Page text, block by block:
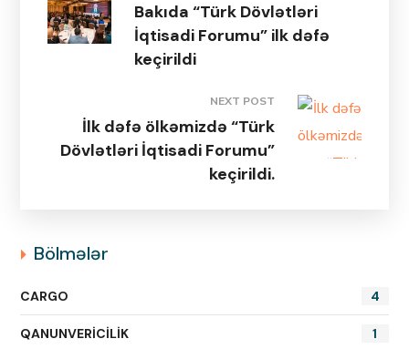
Bakıda “Türk Dövlətləri
İqtisadi Forumu” ilk dəfə
keçirildi
NEXT POST
İlk dəfə ölkəmizdə “Türk
Dövlətləri İqtisadi Forumu”
keçirildi.
Bölmələr
CARGO 4
QANUNVERİCİLİK 1